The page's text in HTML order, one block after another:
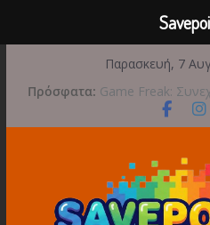
περιεχόμενο
Παρασκευή, 7
Πρόσφατα: Game Freak:
Reincarnation
Μια φωτογραφική
Διασχίστε τους
Skies αυτό το
Διακοπές και
Έρχεται 1η